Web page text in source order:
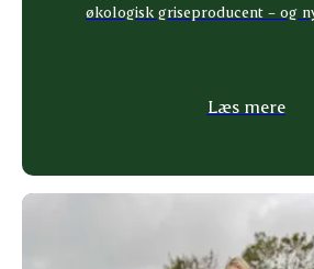
økologisk griseproducent – og
Læs mere